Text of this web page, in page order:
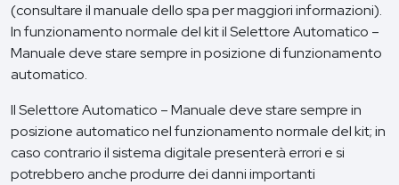
(consultare il manuale dello spa per maggiori informazioni).
In funzionamento normale del kit il Selettore Automatico –
Manuale deve stare sempre in posizione di funzionamento
automatico.
Il Selettore Automatico – Manuale deve stare sempre in
posizione automatico nel funzionamento normale del kit; in
caso contrario il sistema digitale presenterà errori e si
potrebbero anche produrre dei danni importanti